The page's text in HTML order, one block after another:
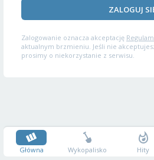
ZALOGUJ
Zalogowanie oznacza akceptację
aktualnym brzmieniu. Jeśli nie
prosimy o niekorzystanie z serwisu.
Główna Wykopalisko Hity